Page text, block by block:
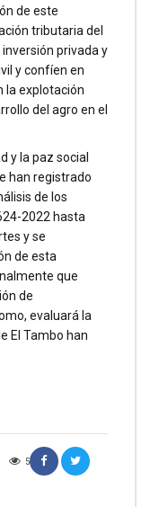
5
de este
tributaria del
privada y
y confíen en
la explotación
del agro en el
y la paz social
han registrado
de los
2022 hasta
y se
de esta
que
de
evaluará la
El Tambo han